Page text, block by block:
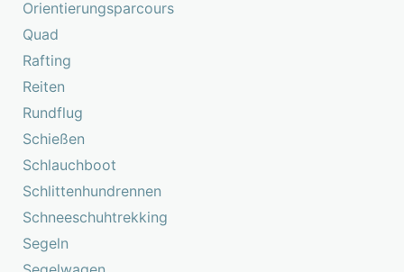
Orientierungsparcours
Quad
Rafting
Reiten
Rundflug
Schießen
Schlauchboot
Schlittenhundrennen
Schneeschuhtrekking
Segeln